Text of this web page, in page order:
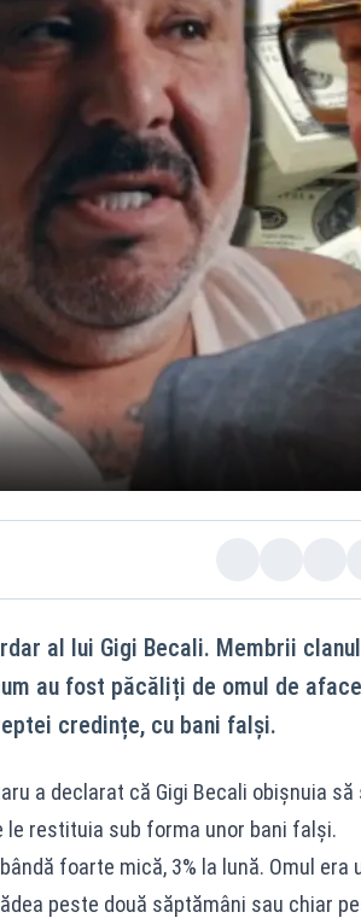
al lui Gigi Becali. Membrii
au fost păcăliți de omul de
credințe, cu bani falși.
a declarat că Gigi Becali obișnuia să
le restituia sub forma unor bani falși.
foarte mică, 3% la lună. Omul era
peste două săptămâni sau chiar